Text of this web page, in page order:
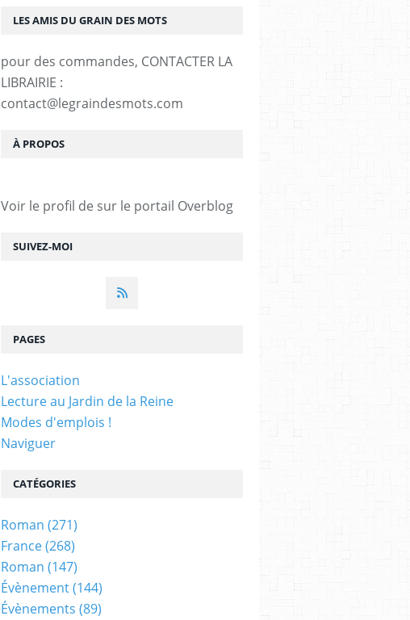
SUIVEZ-MOI
LES AMIS DU GRAIN DES MOTS
pour des commandes, CONTACTER LA
LIBRAIRIE :
contact@legraindesmots.com
À PROPOS
Voir le profil de sur le portail Overblog
PAGES
L'association
Lecture au Jardin de la Reine
Modes d'emplois !
Naviguer
CATÉGORIES
Roman (271)
France(268)
Roman (147)
Évènement(144)
Évènements (89)